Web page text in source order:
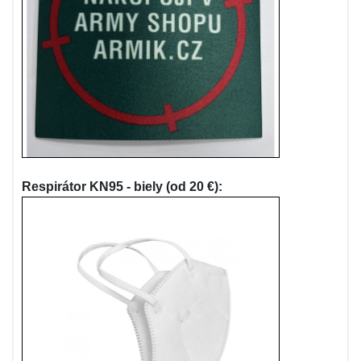
Respirátor KN95 - biely (od 20 €):